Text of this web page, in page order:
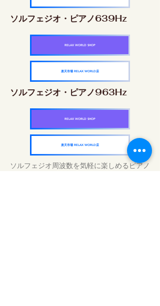
ソルフェジオ・ピアノ639Hz
RELAX WORLD SHOP
楽天市場 RELAX WORLD店
ソルフェジオ・ピアノ963Hz
RELAX WORLD SHOP
楽天市場 RELAX WORLD店
ソルフェジオ周波数を気軽に楽しめるピアノ